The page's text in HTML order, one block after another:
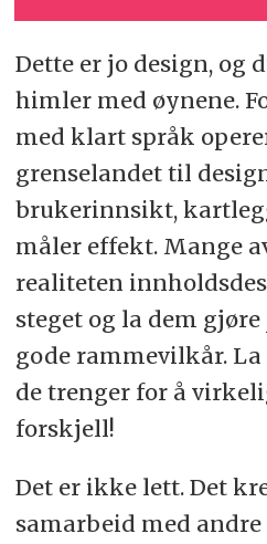
Dette er jo design, og
himler med øynene.
med klart språk
grenselandet til
brukerinnsikt,
måler effekt. Mange
realiteten
steget og la dem
gode rammevilkår.
de trenger for å
forskjell!
Det er ikke lett. Det
samarbeid med